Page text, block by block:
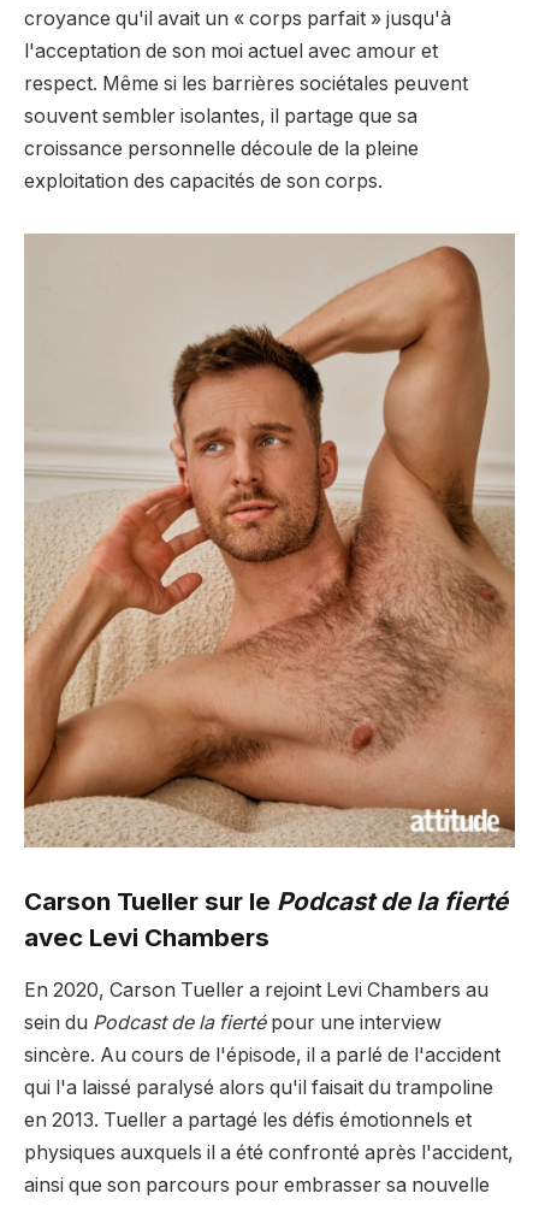
croyance qu'il avait un « corps parfait » jusqu'à
l'acceptation de son moi actuel avec amour et
respect. Même si les barrières sociétales peuvent
souvent sembler isolantes, il partage que sa
croissance personnelle découle de la pleine
exploitation des capacités de son corps.
Carson Tueller sur le Podcast de la fierté
avec Levi Chambers
En 2020, Carson Tueller a rejoint Levi Chambers au
sein du Podcast de la fiertépour une interview
sincère. Au cours de l'épisode, il a parlé de l'accident
qui l'a laissé paralysé alors qu'il faisait du trampoline
en 2013. Tueller a partagé les défis émotionnels et
physiques auxquels il a été confronté après l'accident,
ainsi que son parcours pour embrasser sa nouvelle